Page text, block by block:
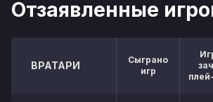
Отзаявленные
ВРАТАРИ
Сыграно
игр